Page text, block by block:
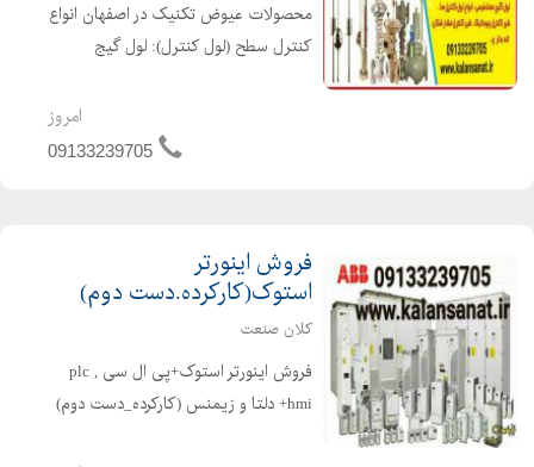
محصولات عیوض تکنیک در اصفهان انواع
کنترل سطح (لول کنترل): لول گیج
مایعات،لول ترانسمیتر، شیرکنترلی(کنترل
امروز
09133239705
فروش اینورتر
استوک(کارکرده.دست دوم)
کلان صنعت
فروش اینورتر استوک+پی ال سی plc ,
hmi+ دلتا و زیمنس (کارکرده_دست دوم)